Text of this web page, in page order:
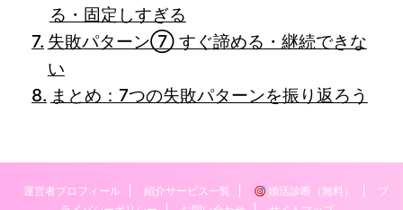
る・固定しすぎる
失敗パターン⑦ すぐ諦める・継続できな
い
まとめ：7つの失敗パターンを振り返ろう
運営者プロフィール 紹介サービス一覧 婚活診断（無料）
プ